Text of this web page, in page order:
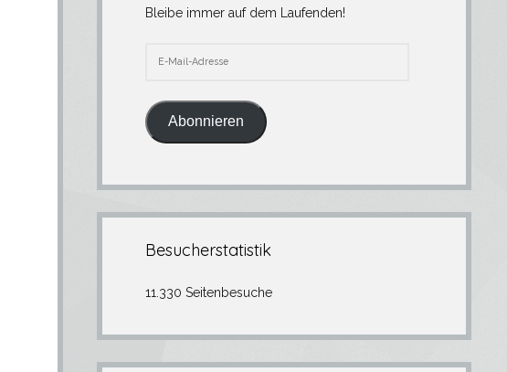
Bleibe immer auf dem Laufenden!
Abonnieren
Besucherstatistik
11.330 Seitenbesuche